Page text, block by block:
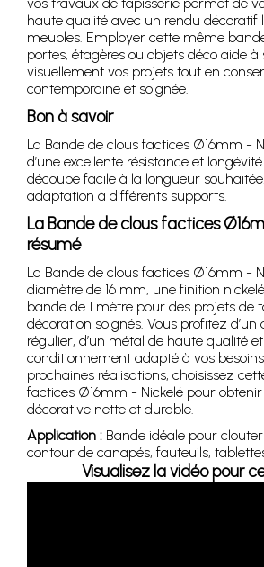
haute qualité avec un rendu décoratif
meubles. Employer cette même
portes, étagères ou objets déco aide
visuellement vos projets tout en
contemporaine et soignée.
Bon à savoir
La Bande de clous factices Ø16mm -
d’une excellente résistance et
découpe facile à la longueur
adaptation à différents supports.
La Bande de clous factices
résumé
La Bande de clous factices Ø16mm -
diamètre de 16 mm, une finition
bande de 1 mètre pour des projets de
décoration soignés. Vous profitez
régulier, d’un métal de haute qualité et
conditionnement adapté à vos
prochaines réalisations, choisissez
factices Ø16mm - Nickelé pour
décorative nette et durable.
Application : Bande idéale pour
contour de canapés, fauteuils, tablettes,
Visualisez la vidéo pour